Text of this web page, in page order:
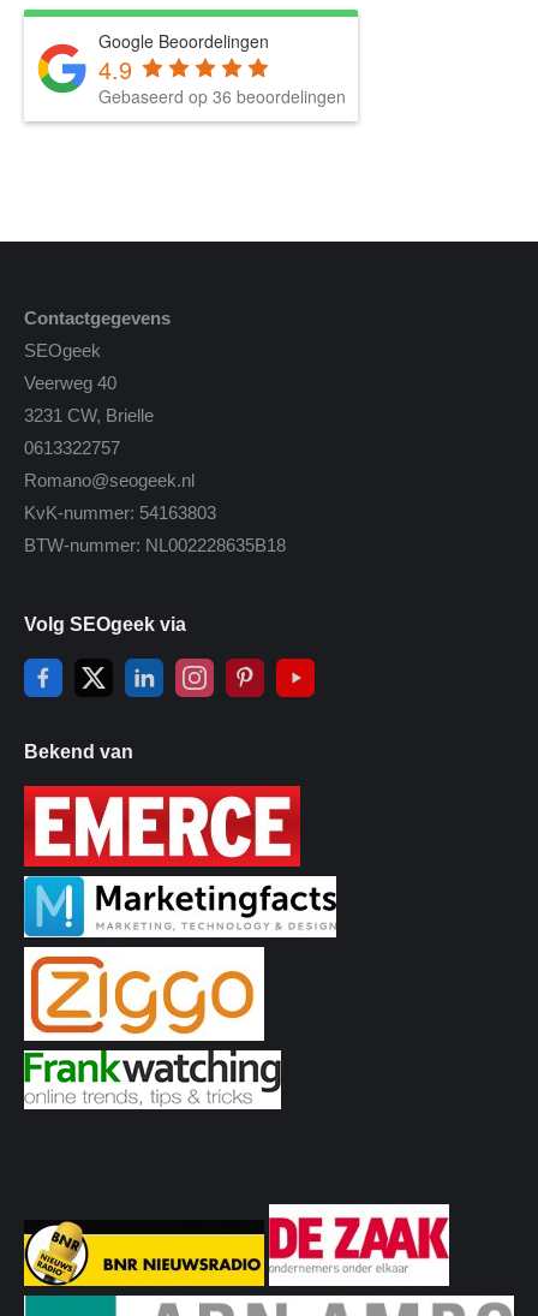
Google Beoordelingen
4.9
Gebaseerd op 36 beoordelingen
Contactgegevens
SEOgeek
Veerweg 40
3231 CW, Brielle
0613322757
Romano@seogeek.nl
KvK-nummer: 54163803
BTW-nummer: NL002228635B18
Volg SEOgeek via
Bekend van